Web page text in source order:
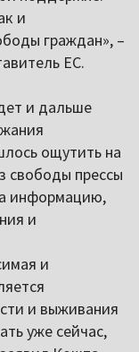
и
граждан», –
ЕС.
и дальше
ощутить на
свободы прессы
информацию,
и
и
и выживания
уже сейчас,